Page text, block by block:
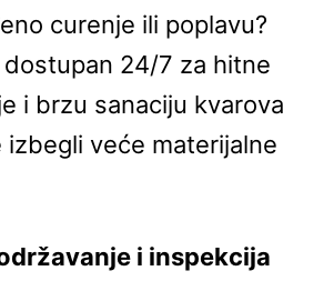
curenje ili poplavu?
dostupan 24/7 za hitne
i brzu sanaciju kvarova
izbegli veće materijalne
i inspekcija